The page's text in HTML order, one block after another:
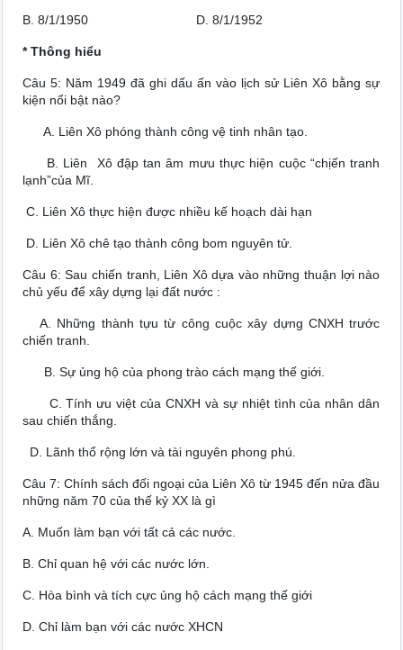
B. 8/1/1950 D. 8/1/1952
* Thông hiểu
Câu 5: Năm 1949 đã ghi dấu ấn vào lịch sử Liên Xô bằng sự
kiện nổi bật nào?
A. Liên Xô phóng thành công vệ tinh nhân tạo.
B. Liên Xô đập tan âm mưu thực hiện cuộc “chịến tranh
lạnh”của Mĩ.
C. Liên Xô thực hiện được nhiều kế hoạch dài hạn
D. Liên Xô chê tạo thành công bom nguyên tử.
Câu 6: Sau chiến tranh, Liên Xô dựa vào những thuận lợi nào
chủ yếu để xây dựng lại đất nước :
A. Những thành tựu từ công cuộc xây dựng CNXH trước
chiến tranh.
B. Sự ủng hộ của phong trào cách mạng thế giới.
C. Tính ưu việt của CNXH và sự nhiệt tình của nhân dân
sau chiến thắng.
D. Lãnh thổ rộng lớn và tài nguyên phong phú.
Câu 7: Chính sách đối ngoại của Liên Xô từ 1945 đến nửa đầu
những năm 70 của thế kỷ XX là gì
A. Muốn làm bạn với tất cả các nước.
B. Chỉ quan hệ với các nước lớn.
C. Hòa bình và tích cực ủng hộ cách mạng thế giới
D. Chỉ làm bạn với các nước XHCN